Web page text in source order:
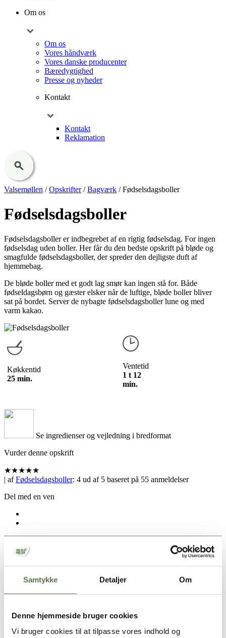
Samtykke Detaljer Om
Denne hjemmeside bruger cookies
Vi bruger cookies til at tilpasse vores indhold og
Om os
Om os
Vores håndværk
Vores danske producenter
Bæredygtighed
Presse og nyheder
Kontakt
Kontakt
Reklamation
Valsemøllen /Opskrifter/Bagværk /Fødselsdagsboller
Fødselsdagsboller
Fødselsdagsboller er indbegrebet af en rigtig fødselsdag. For ingen
fødselsdag uden boller. Her får du den bedste opskrift på bløde og
smagfulde fødselsdagsboller, der spreder den dejligste duft af
hjemmebag.
De bløde boller med et godt lag smør kan ingen stå for. Både
fødseldagsbørn og gæster elsker når de luftige, bløde boller bliver
sat på bordet. Server de nybagte fødselsdagsboller lune og med
varm kakao.
Køkkentid
25 min.
Ventetid
1 t 12
min.
Se ingredienser og vejledning i bredformat
Vurder denne opskrift
★★★★★
| afFødselsdagsboller: 4 ud af 5 baseret på 55 anmeldelser
Del med en ven
Opskrift
4 dl. lunken mælk